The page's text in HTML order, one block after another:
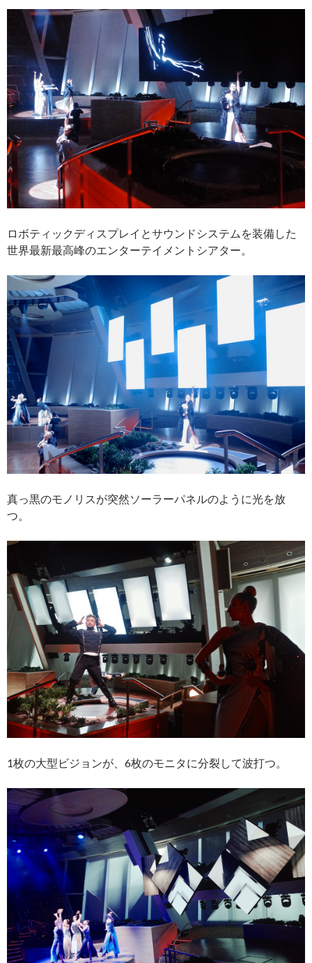
ロボティックディスプレイとサウンドシステムを装備した
世界最新最高峰のエンターテイメントシアター。
真っ黒のモノリスが突然ソーラーパネルのように光を放
つ。
1枚の大型ビジョンが、6枚のモニタに分裂して波打つ。